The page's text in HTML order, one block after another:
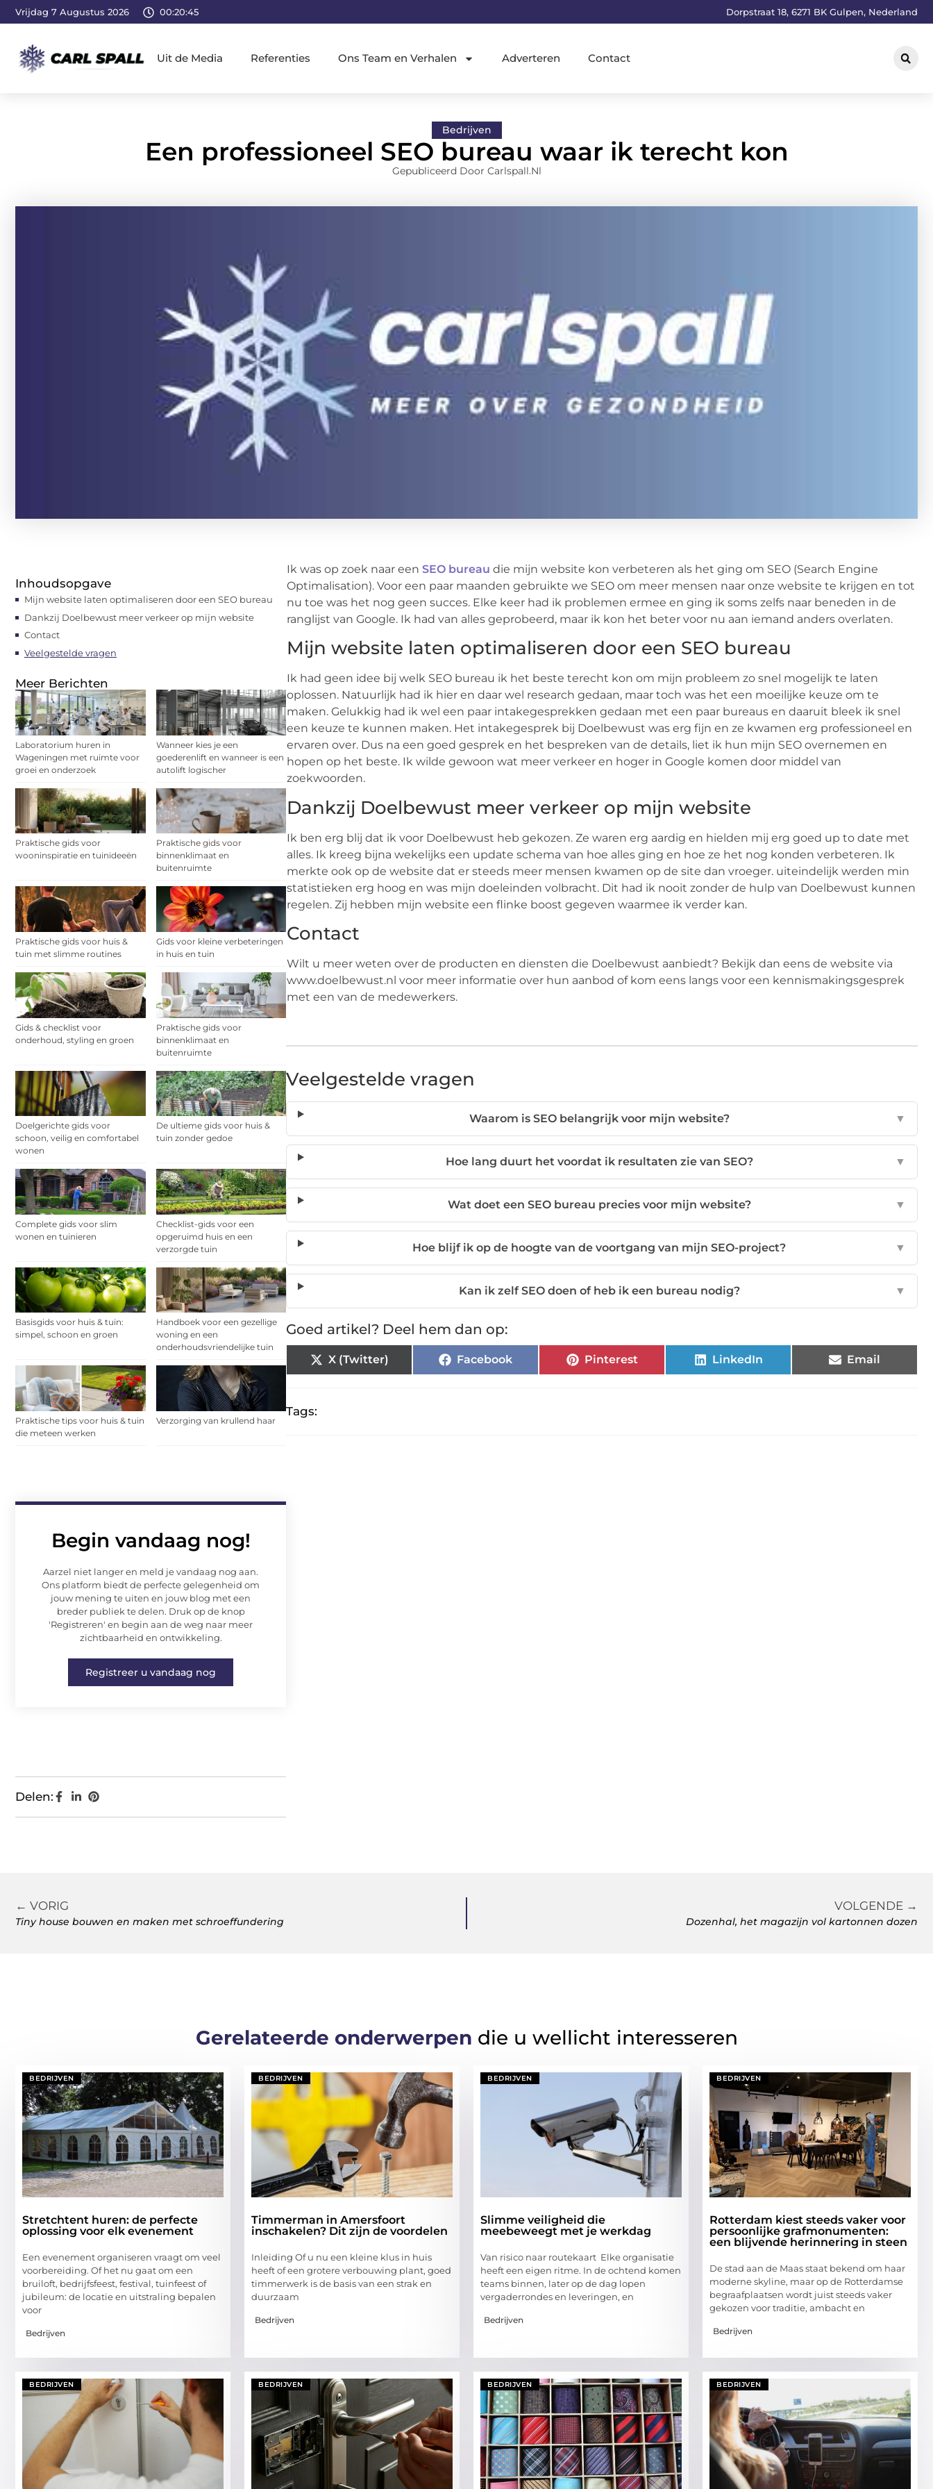
Vrijdag 7 Augustus 2026 00:20:46 Dorpstraat 18, 6271 BK Gulpen, Nederland
Uit de Media Referenties Ons Team en Verhalen Adverteren Contact
Bedrijven
Een professioneel SEO bureau waar ik terecht kon
Gepubliceerd Door Carlspall.nl
Inhoudsopgave
Mijn website laten optimaliseren door een SEO bureau
Dankzij Doelbewust meer verkeer op mijn website
Contact
Veelgestelde vragen
Meer Berichten
Laboratorium huren in
Wageningen met ruimte voor
groei en onderzoek
Wanneer kies je een
goederenlift en wanneer is een
autolift logischer
Praktische gids voor
wooninspiratie en tuinideeën
Praktische gids voor
binnenklimaat en
buitenruimte
Praktische gids voor huis &
tuin met slimme routines
Gids voor kleine verbeteringen
in huis en tuin
Gids & checklist voor
onderhoud, styling en groen
Praktische gids voor
binnenklimaat en
buitenruimte
Doelgerichte gids voor
schoon, veilig en comfortabel
wonen
De ultieme gids voor huis &
tuin zonder gedoe
Complete gids voor slim
wonen en tuinieren
Checklist-gids voor een
opgeruimd huis en een
verzorgde tuin
Basisgids voor huis & tuin:
simpel, schoon en groen
Handboek voor een gezellige
woning en een
onderhoudsvriendelijke tuin
Praktische tips voor huis & tuin
die meteen werken
Verzorging van krullend haar
Begin vandaag nog!
Aarzel niet langer en meld je vandaag nog aan.
Ons platform biedt de perfecte gelegenheid om
jouw mening te uiten en jouw blog met een
breder publiek te delen. Druk op de knop
'Registreren' en begin aan de weg naar meer
zichtbaarheid en ontwikkeling.
Registreer u vandaag nog
Delen:
Ik was op zoek naar een SEO bureau die mijn website kon verbeteren als het ging om SEO (Search Engine
Optimalisation). Voor een paar maanden gebruikte we SEO om meer mensen naar onze website te krijgen en tot
nu toe was het nog geen succes. Elke keer had ik problemen ermee en ging ik soms zelfs naar beneden in de
ranglijst van Google. Ik had van alles geprobeerd, maar ik kon het beter voor nu aan iemand anders overlaten.
Mijn website laten optimaliseren door een SEO bureau
Ik had geen idee bij welk SEO bureau ik het beste terecht kon om mijn probleem zo snel mogelijk te laten
oplossen. Natuurlijk had ik hier en daar wel research gedaan, maar toch was het een moeilijke keuze om te
maken. Gelukkig had ik wel een paar intakegesprekken gedaan met een paar bureaus en daaruit bleek ik snel
een keuze te kunnen maken. Het intakegesprek bij Doelbewust was erg fijn en ze kwamen erg professioneel en
ervaren over. Dus na een goed gesprek en het bespreken van de details, liet ik hun mijn SEO overnemen en
hopen op het beste. Ik wilde gewoon wat meer verkeer en hoger in Google komen door middel van
zoekwoorden.
Dankzij Doelbewust meer verkeer op mijn website
Ik ben erg blij dat ik voor Doelbewust heb gekozen. Ze waren erg aardig en hielden mij erg goed up to date met
alles. Ik kreeg bijna wekelijks een update schema van hoe alles ging en hoe ze het nog konden verbeteren. Ik
merkte ook op de website dat er steeds meer mensen kwamen op de site dan vroeger. uiteindelijk werden min
statistieken erg hoog en was mijn doeleinden volbracht. Dit had ik nooit zonder de hulp van Doelbewust kunnen
regelen. Zij hebben mijn website een flinke boost gegeven waarmee ik verder kan.
Contact
Wilt u meer weten over de producten en diensten die Doelbewust aanbiedt? Bekijk dan eens de website via
www.doelbewust.nl voor meer informatie over hun aanbod of kom eens langs voor een kennismakingsgesprek
met een van de medewerkers.
Veelgestelde vragen
Waarom is SEO belangrijk voor mijn website? ▼
Hoe lang duurt het voordat ik resultaten zie van SEO? ▼
Wat doet een SEO bureau precies voor mijn website? ▼
Hoe blijf ik op de hoogte van de voortgang van mijn SEO-project? ▼
Kan ik zelf SEO doen of heb ik een bureau nodig? ▼
Goed artikel? Deel hem dan op:
X (Twitter) Facebook Pinterest LinkedIn Email
Tags:
← VORIG
Tiny house bouwen en maken met schroeffundering
VOLGENDE →
Dozenhal, het magazijn vol kartonnen dozen
Gerelateerde onderwerpen die u wellicht interesseren
BEDRIJVEN
Stretchtent huren: de perfecte
oplossing voor elk evenement
Een evenement organiseren vraagt om veel
voorbereiding. Of het nu gaat om een
bruiloft, bedrijfsfeest, festival, tuinfeest of
jubileum: de locatie en uitstraling bepalen
voor
Bedrijven
BEDRIJVEN
Timmerman in Amersfoort
inschakelen? Dit zijn de voordelen
Inleiding Of u nu een kleine klus in huis
heeft of een grotere verbouwing plant, goed
timmerwerk is de basis van een strak en
duurzaam
Bedrijven
BEDRIJVEN
Slimme veiligheid die
meebeweegt met je werkdag
Van risico naar routekaart Elke organisatie
heeft een eigen ritme. In de ochtend komen
teams binnen, later op de dag lopen
vergaderrondes en leveringen, en
Bedrijven
BEDRIJVEN
Rotterdam kiest steeds vaker voor
persoonlijke grafmonumenten:
een blijvende herinnering in steen
De stad aan de Maas staat bekend om haar
moderne skyline, maar op de Rotterdamse
begraafplaatsen wordt juist steeds vaker
gekozen voor traditie, ambacht en
Bedrijven
BEDRIJVEN BEDRIJVEN BEDRIJVEN BEDRIJVEN